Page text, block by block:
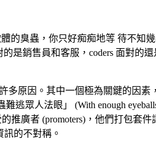
的臭蟲，你只好痴痴地等 待不知
是銷售員和客服，coders 面對的還
原因。其中一個極為關鍵的因素
眾人法眼」 (With enough
推廣者 (promoters)，他們打包套
的不對稱。